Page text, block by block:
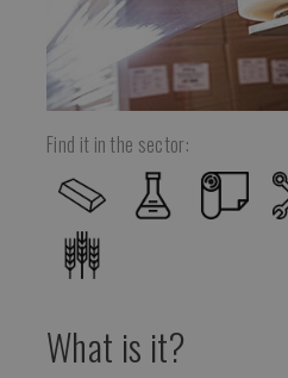
Find it in the sector:
What is it?